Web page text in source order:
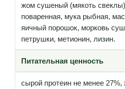
жом сушеный (мякоть
поваренная, мука рыбная,
яичный порошок, морковь
петрушки, метионин, лизин.
Питательная ценность
сырой протеин не менее